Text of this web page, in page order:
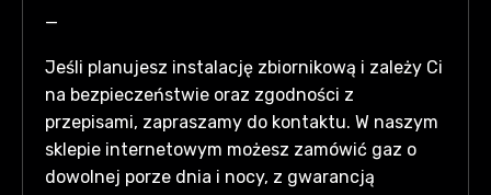
—
Jeśli planujesz instalację zbiornikową i zależy Ci
na bezpieczeństwie oraz zgodności z
przepisami, zapraszamy do kontaktu. W naszym
sklepie internetowym możesz zamówić gaz o
dowolnej porze dnia i nocy, z gwarancją